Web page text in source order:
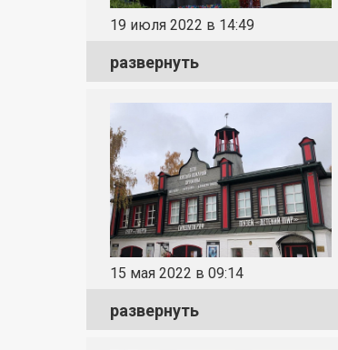
19 июля 2022 в 14:49
развернуть
15 мая 2022 в 09:14
развернуть